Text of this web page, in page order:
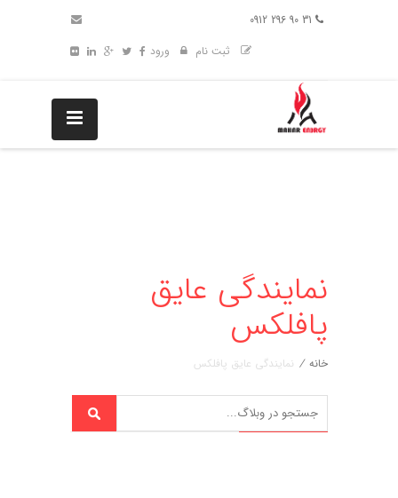
ثبت نام
ورود
نمایندگی عایق
پافلکس
خانه / نمایندگی عایق پافلکس